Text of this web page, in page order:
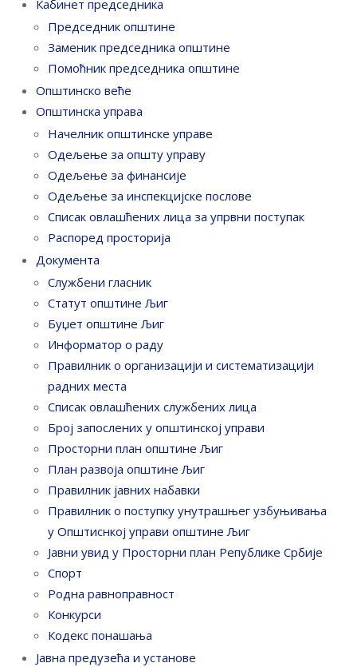
Кабинет председника
Председник општине
Заменик председника општине
Помоћник председника општине
Општинско веће
Општинска управа
Начелник општинске управе
Одељење за општу управу
Одељење за финансије
Одељење за инспекцијске послове
Списак овлашћених лица за упрвни поступак
Распоред просторија
Документа
Службени гласник
Статут општине Љиг
Буџет општине Љиг
Информатор о раду
Правилник o организацији и систематизацији
радних места
Списак овлашћених службених лица
Број запослених у oпштинској управи
Просторни план општине Љиг
План развоја општине Љиг
Правилник јавних набавки
Правилник о поступку унутрашњег узбуњивања
у Општиснкој управи општине Љиг
Јавни увид у Просторни план Републике Србије
Спорт
Родна равноправност
Конкурси
Кодекс понашања
Јавна предузећа и установе